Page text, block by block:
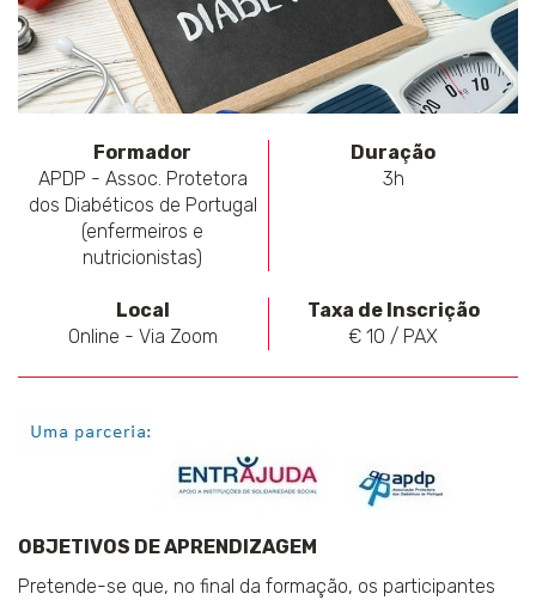
Formador
APDP - Assoc. Protetora
dos Diabéticos de Portugal
(enfermeiros e
nutricionistas)
Duração
3h
Local
Online - Via Zoom
Taxa de Inscrição
€ 10 / PAX
OBJETIVOS DE APRENDIZAGEM
Pretende-se que, no final da formação, os participantes